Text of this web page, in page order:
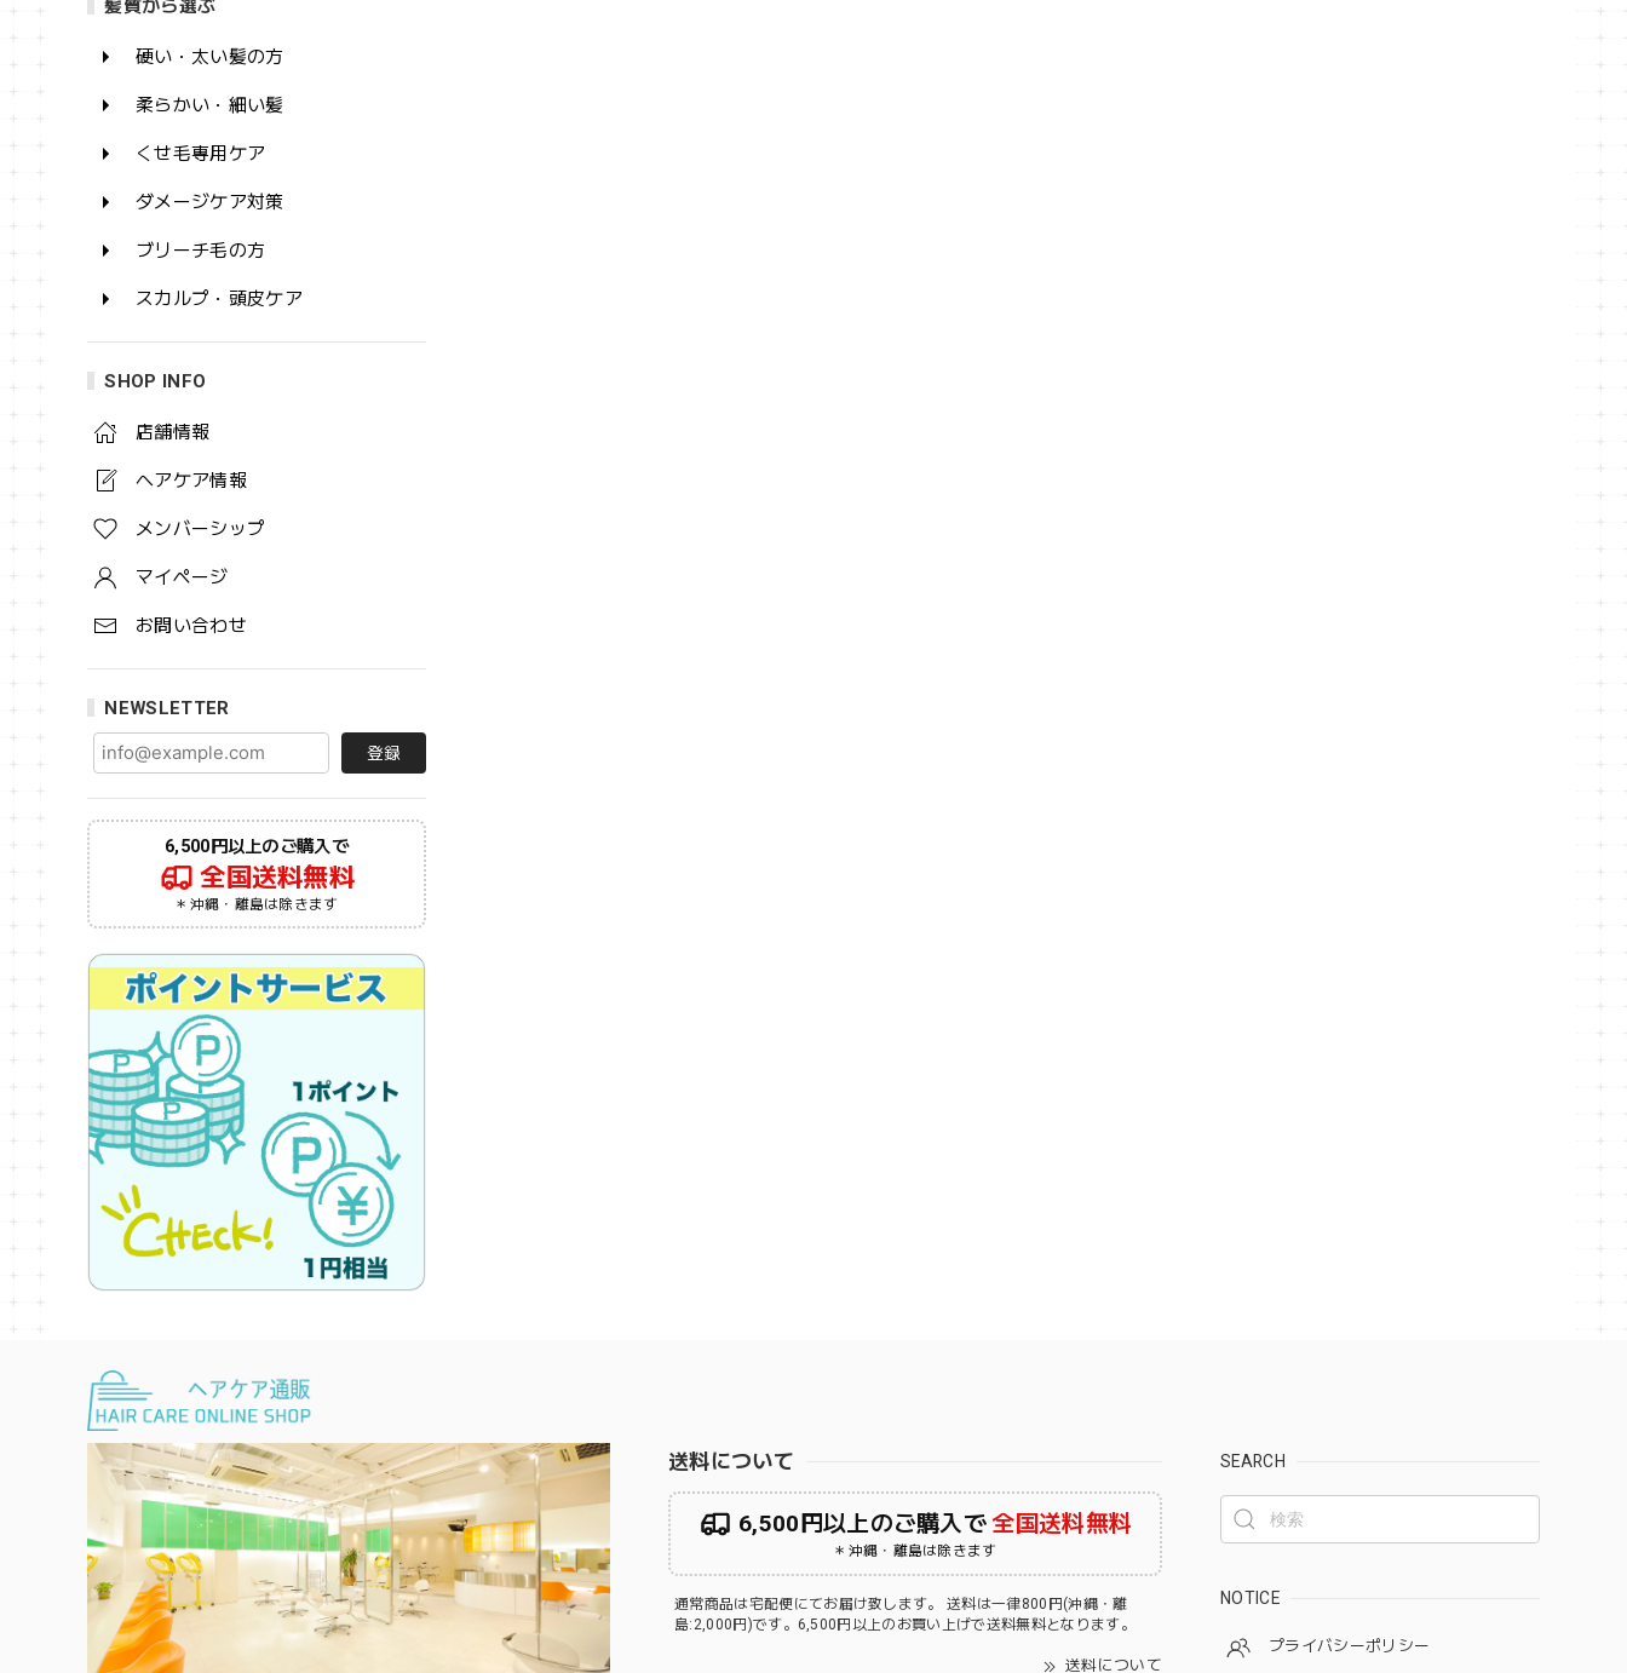
髪質から選ぶ
硬い・太い髪の方
柔らかい・細い髪
くせ毛専用ケア
ダメージケア対策
ブリーチ毛の方
スカルプ・頭皮ケア
SHOP INFO
店舗情報
ヘアケア情報
メンバーシップ
マイページ
お問い合わせ
NEWSLETTER
登録
6,500円以上のご購入で
全国送料無料
＊沖縄・離島は除きます
送料について
6,500円以上のご購入で全国送料無料
＊沖縄・離島は除きます
通常商品は宅配便にてお届け致します。 送料は一律800円(沖縄・離
島:2,000円)です。6,500円以上のお買い上げで送料無料となります。
送料について
SEARCH
NOTICE
プライバシーポリシー